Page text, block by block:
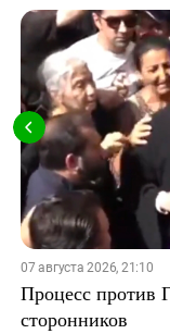
07 августа 2026, 21:10
Процесс против
сторонников